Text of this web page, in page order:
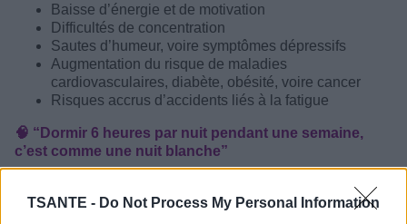
TSANTE - Do Not Process My Personal Information
Baisse d’énergie et de motivation
Difficultés de concentration
Sautes d’humeur, voire symptômes dépressifs
Augmentation du risque de maladies
cardiovasculaires, diabète, obésité, voire cancer
Risques accrus d’accidents liés à la fatigue
🧠 “Dormir 6 heures par nuit pendant une semaine,
c’est comme une nuit blanche”
“Dormir 6 heures par nuit pendant 8 jours équivaut à une